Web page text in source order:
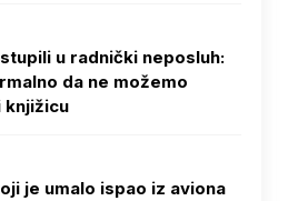
u radnički neposluh:
da ne možemo
je umalo ispao iz aviona